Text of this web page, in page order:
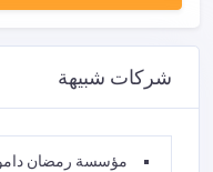
شركات شبيهة
مؤسسة رمضان دامو